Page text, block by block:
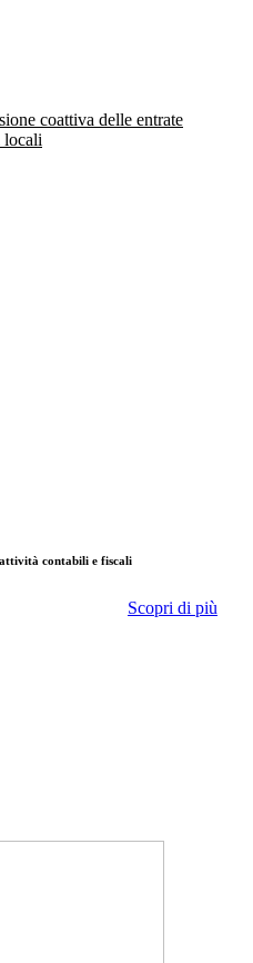
coattiva delle entrate
locali
contabili e fiscali
Scopri di più